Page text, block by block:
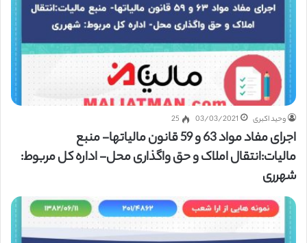
وحید اکبری 03/03/2021
25
اجرای مفاد مواد 63 و 59 قانون مالیاتها- منبع
مالیات:انتقال املاک و حق واگذاری محل- اداره کل مربوط:
شهرری